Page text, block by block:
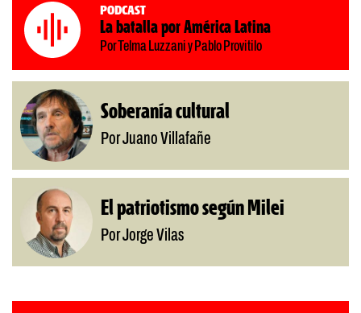
Podcast
La batalla por América Latina
Por Telma Luzzani y Pablo Provitilo
Soberanía cultural
Por Juano Villafañe
El patriotismo según Milei
Por Jorge Vilas